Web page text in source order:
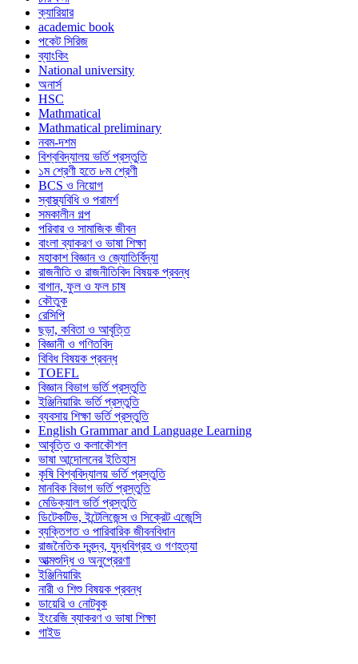
ক্যারিয়ার
academic book
পকেট সিরিজ
ব্যাংকিং
National university
অনার্স
HSC
Mathmatical
Mathmatical preliminary
নবম-দশম
বিশ্ববিদ্যালয় ভর্তি প্রস্তুতি
১ম শ্রেণী হতে ৮ম শ্রেণী
BCS ও নিয়োগ
স্বাস্থ্যবিধি ও পরামর্শ
সমকালীন গল্প
পরিবার ও সামাজিক জীবন
বাংলা ব্যাকরণ ও ভাষা শিক্ষা
মহাকাশ বিজ্ঞান ও জ্যোতির্বিদ্যা
রাজনীতি ও রাজনীতিবিদ বিষয়ক প্রবন্ধ
বাগান, ফুল ও ফল চাষ
কৌতুক
রেসিপি
ছড়া, কবিতা ও আবৃত্তি
বিজ্ঞানী ও গণিতবিদ
বিবিধ বিষয়ক প্রবন্ধ
TOEFL
বিজ্ঞান বিভাগ ভর্তি প্রস্তুতি
ইঞ্জিনিয়ারিং ভর্তি প্রস্তুতি
ব্যবসায় শিক্ষা ভর্তি প্রস্তুতি
English Grammar and Language Learning
আবৃত্তি ও কলাকৌশল
ভাষা আন্দোলনের ইতিহাস
কৃষি বিশ্ববিদ্যালয় ভর্তি প্রস্তুতি
মানবিক বিভাগ ভর্তি প্রস্তুতি
মেডিক্যাল ভর্তি প্রস্তুতি
ডিটেকটিভ, ইন্টেলিজেন্স ও সিক্রেট এজেন্সি
ব্যক্তিগত ও পারিবারিক জীবনবিধান
রাজনৈতিক দ্বন্দ্ব, যুদ্ধবিগ্রহ ও গণহত্যা
আত্মশুদ্ধি ও অনুপ্রেরণা
ইঞ্জিনিয়ারিং
নারী ও শিশু বিষয়ক প্রবন্ধ
ডায়েরি ও নোটবুক
ইংরেজি ব্যাকরণ ও ভাষা শিক্ষা
গাইড